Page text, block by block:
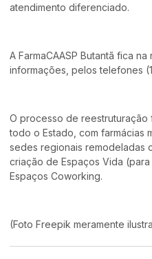
atendimento diferenciado.
A FarmaCAASP Butantã fica
informações, pelos telefones
O processo de reestruturação
todo o Estado, com farmácias
sedes regionais remodeladas
criação de Espaços Vida
Espaços Coworking.
(Foto Freepik meramente